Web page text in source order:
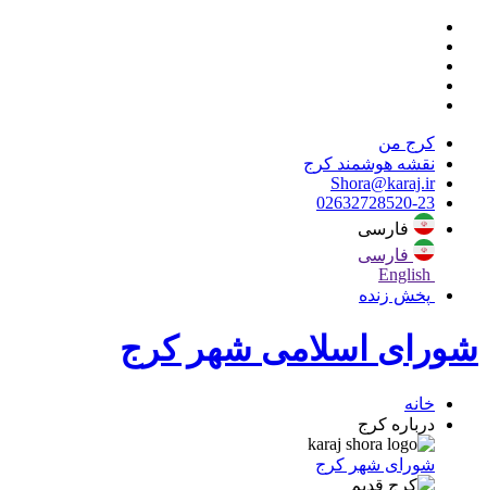
کرج من
نقشه هوشمند کرج
Shora@karaj.ir
02632728520-23
فارسی
فارسی
English
پخش زنده
شورای اسلامی شهر کرج
خانه
درباره کرج
شورای شهر کرج